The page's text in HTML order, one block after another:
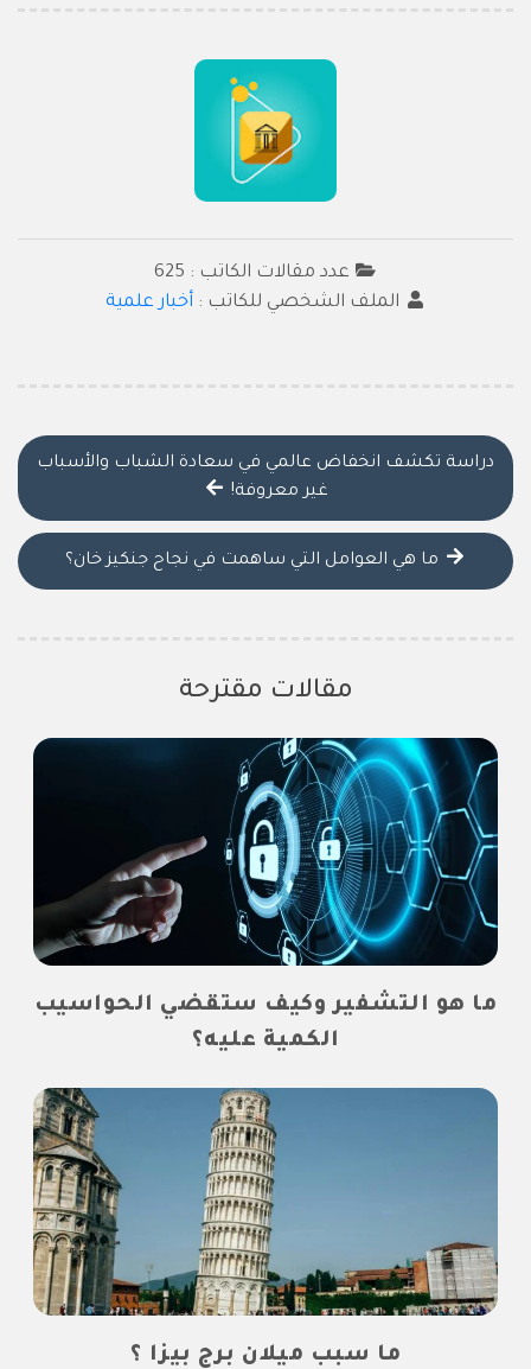
عدد مقالات الكاتب : 625
الملف الشخصي للكاتب : أخبار علمية
دراسة تكشف انخفاض عالمي في سعادة الشباب والأسباب
غير معروفة!
ما هي العوامل التي ساهمت في نجاح جنكيز خان؟
مقالات مقترحة
ما هو التشفير وكيف ستقضي الحواسيب
الكمية عليه؟
ما سبب ميلان برج بيزا ؟